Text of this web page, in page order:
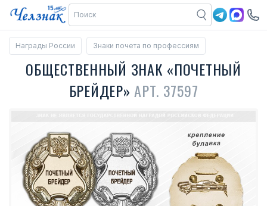
Награды России Знаки почета по профессиям
ОБЩЕСТВЕННЫЙ ЗНАК «ПОЧЕТНЫЙ
БРЕЙДЕР»АРТ. 37597